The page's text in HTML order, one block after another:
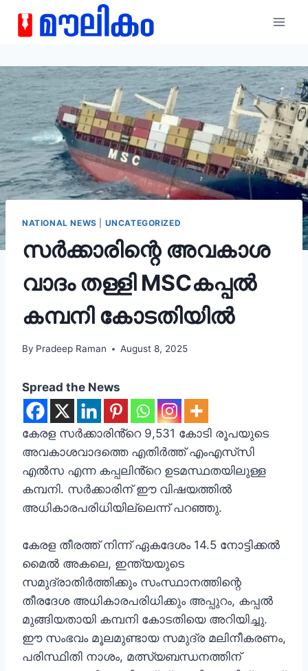
NATIONAL NEWS UNCATEGORIZED
സർക്കാരിന്റെ അവകാശ
വാദം തള്ളി MSCകപ്പൽ
കമ്പനി കോടതിയിൽ
By Pradeep Raman August 8, 2025
Spread the News
കേരള സർക്കാരിൻ്റെ 9,531 കോടി രൂപയുടെ
അവകാശവാദത്തെ എതിർത്ത് എംഎസ്‌സി
എൽസ എന്ന കപ്പലിൻ്റെ ഉടമസ്ഥതയിലുള്ള
കമ്പനി. സർക്കാരിന് ഈ വിഷയത്തിൽ
അധികാരപരിധിയില്ലെന്ന് പറഞ്ഞു.
കേരള തീരത്ത് നിന്ന് ഏകദേശം 14.5 നോട്ടിക്കൽ
മൈൽ അകലെ, ഇന്ത്യയുടെ
സമുദ്രാതിർത്തിക്കും സംസ്ഥാനത്തിന്റെ
തീരദേശ അധികാരപരിധിക്കും അപ്പുറം, കപ്പൽ
മുങ്ങിയതായി കമ്പനി കോടതിയെ അറിയിച്ചു.
ഈ സംഭവം മൂലമുണ്ടായ സമുദ്ര മലിനീകരണം,
പരിസ്ഥിതി നാശം, മത്സ്യബന്ധനത്തിന്